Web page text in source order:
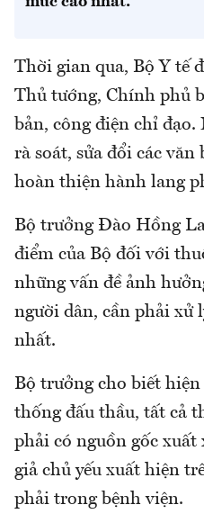
Thời gian qua, Bộ Y tế
Thủ tướng, Chính phủ
bản, công điện chỉ
rà soát, sửa đổi các
hoàn thiện hành lang
Bộ trưởng Đào Hồng
điểm của Bộ đối với
những vấn đề ảnh
người dân, cần phải xử
nhất.
Bộ trưởng cho biết
thống đấu thầu, tất cả
phải có nguồn gốc xuất
giả chủ yếu xuất hiện
phải trong bệnh viện.